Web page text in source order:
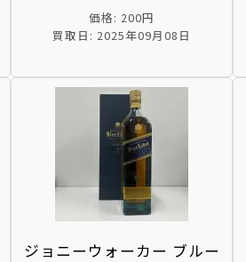
価格: 200円
買取日: 2025年09月08日
ジョニーウォーカー ブルー